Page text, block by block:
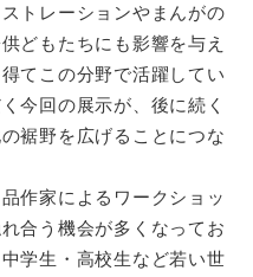
トレーションやまんがの
どもたちにも影響を与え
てこの分野で活躍してい
今回の展示が、後に続く
裾野を広げることにつな
作家によるワークショッ
合う機会が多くなってお
学生・高校生など若い世